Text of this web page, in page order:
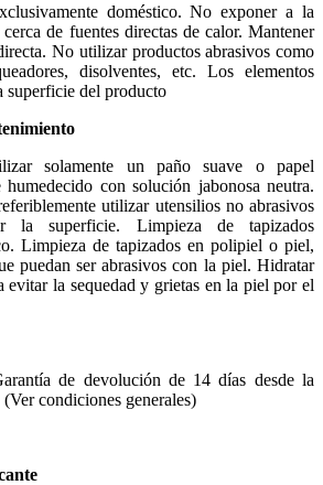
doméstico. No exponer a la
de fuentes directas de calor. Mantener
No utilizar productos abrasivos como
disolventes, etc. Los elementos
superficie del producto
solamente un paño suave o papel
humedecido con solución jabonosa neutra.
utilizar utensilios no abrasivos
la superficie. Limpieza de tapizados
Limpieza de tapizados en polipiel o piel,
puedan ser abrasivos con la piel. Hidratar
evitar la sequedad y grietas en la piel por el
de devolución de 14 días desde la
condiciones generales)